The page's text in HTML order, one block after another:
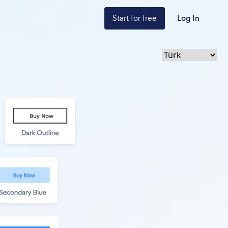
Start for free Log In